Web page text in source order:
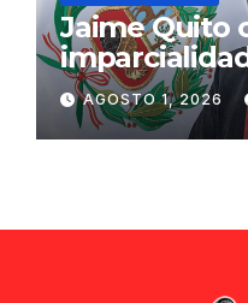
Jaime Quito
de Ollanta
AGOSTO 1, 2026